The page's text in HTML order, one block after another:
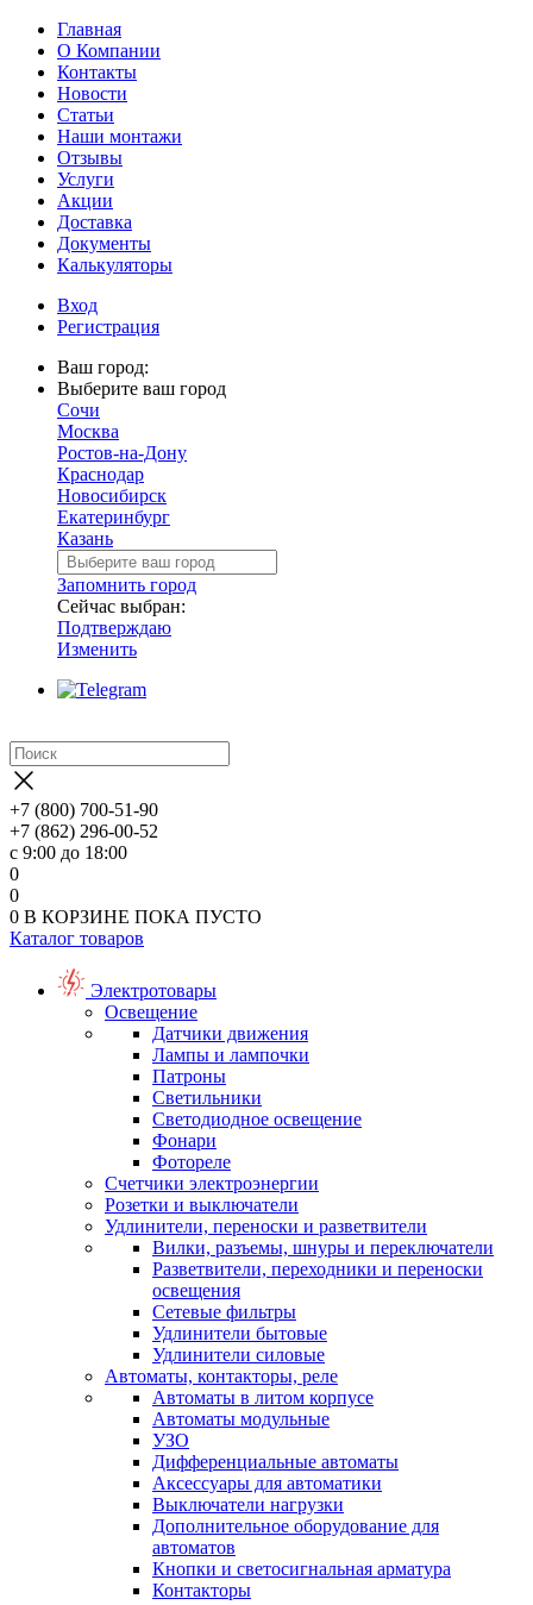
Главная
О Компании
Контакты
Новости
Статьи
Наши монтажи
Отзывы
Услуги
Акции
Доставка
Документы
Калькуляторы
Вход
Регистрация
Ваш город:
Выберите ваш город
Сочи
Москва
Ростов-на-Дону
Краснодар
Новосибирск
Екатеринбург
Казань
Запомнить город
Сейчас выбран:
Подтверждаю
Изменить
+7 (800) 700-51-90
+7 (862) 296-00-52
с 9:00 до 18:00
0
0
0 В КОРЗИНЕ ПОКА ПУСТО
Каталог товаров
Электротовары
Освещение
Датчики движения
Лампы и лампочки
Патроны
Светильники
Светодиодное освещение
Фонари
Фотореле
Счетчики электроэнергии
Розетки и выключатели
Удлинители, переноски и разветвители
Вилки, разъемы, шнуры и переключатели
Разветвители, переходники и переноски
освещения
Сетевые фильтры
Удлинители бытовые
Удлинители силовые
Автоматы, контакторы, реле
Автоматы в литом корпусе
Автоматы модульные
УЗО
Дифференциальные автоматы
Аксессуары для автоматики
Выключатели нагрузки
Дополнительное оборудование для
автоматов
Кнопки и светосигнальная арматура
Контакторы